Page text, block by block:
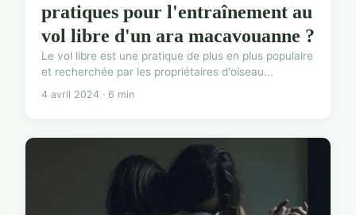
pratiques pour l'entraînement au
vol libre d'un ara macavouanne ?
Le vol libre est une pratique de plus en plus populaire
et recherchée par les propriétaires d'oiseau...
4 avril 2024 · 6 min